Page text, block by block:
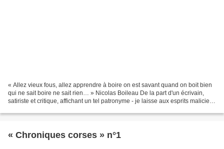
« Allez vieux fous, allez apprendre à boire on est savant quand on boit bien
qui ne sait boire ne sait rien… » Nicolas Boileau De la part d'un écrivain,
satiriste et critique, affichant un tel patronyme - je laisse aux esprits malicieux
« Chroniques corses » n°1